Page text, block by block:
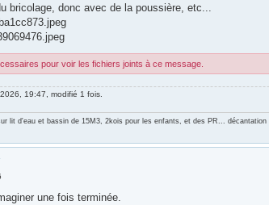
bricolage, donc avec de la poussière, etc...
pour voir les fichiers joints à ce message.
19:47, modifié 1 fois.
lit d'eau et bassin de 15M3, 2kois pour les enfants, et des PR...
une fois terminée.